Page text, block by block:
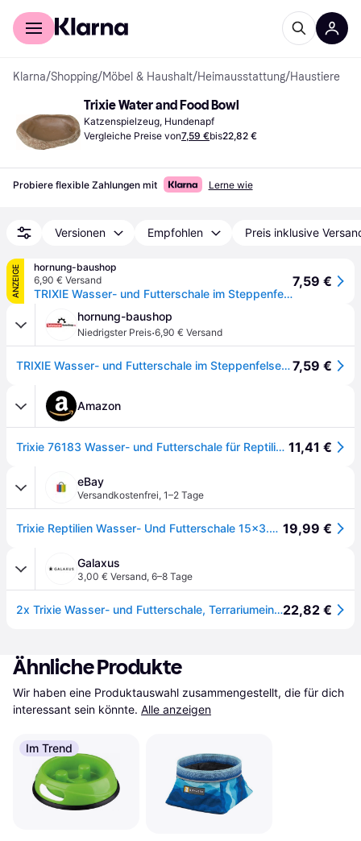
Für Shopper
Klarna/Shopping/Möbel & Haushalt/Heimausstattung/Haustiere
Trixie Water and Food Bowl
Katzenspielzeug, Hundenapf
Vergleiche Preise von7,59 €bis22,82 €
Probiere flexible Zahlungen mit Lerne wie
Versionen Empfohlen Preis inklusive
ANZEIGE
hornung-baushop
6,90 € Versand
TRIXIE Wasser- und Futterschale im Steppenfelsen Design, 15 x 3,5 x 12 cm
7,59 €
hornung-baushop
Niedrigster Preis·6,90 € Versand
TRIXIE Wasser- und Futterschale im Steppenfelsen Design, 15 x 3,5 x 12 cm7,59 €
Amazon
Trixie 76183 Wasser- und Futterschale für Reptilien, 15 × 3,5 × 12 cm 11,41 €
eBay
Versandkostenfrei, 1–2 Tage
Trixie Reptilien Wasser- Und Futterschale 15x3.5x12cm 76183 Schüssel Terrarium 19,99 €
Galaxus
3,00 € Versand, 6–8 Tage
2x Trixie Wasser- und Futterschale, Terrariumeinrichtung22,82 €
Ähnliche Produkte
Wir haben eine Produktauswahl zusammengestellt, die für dich
interessant sein könnte. Alle anzeigen
Im Trend